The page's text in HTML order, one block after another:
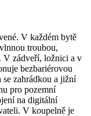
V každém bytě
troubou,
V zádveří, ložnici a v
bezbariérovou
zahrádkou a jižní
pro pozemní
na digitální
V koupelně je